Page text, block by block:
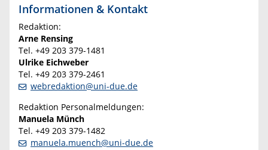
Informationen & Kontakt
Redaktion:
Arne Rensing
Tel. +49 203 379-1481
Ulrike Eichweber
Tel. +49 203 379-2461
webredaktion@uni-due.de
Redaktion Personalmeldungen:
Manuela Münch
Tel. +49 203 379-1482
manuela.muench@uni-due.de